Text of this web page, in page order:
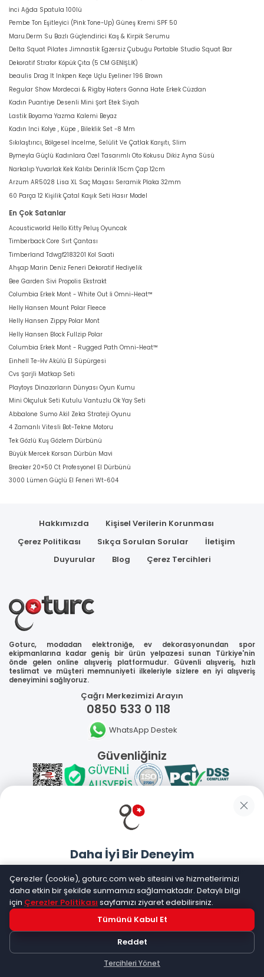
İnci Ağda Spatula 100lü
Pembe Ton Eşitleyici (Pink Tone-Up) Güneş Kremi SPF 50
Maru.Derm Su Bazlı Güçlendirici Kaş & Kirpik Serumu
Delta Squat Pilates Jimnastik Egzersiz Çubuğu Portable Studio Squat Bar
Dekoratif Strafor Köpük Çıta (5 CM GENİŞLİK)
beaulis Drag It Inkpen Keçe Uçlu Eyeliner 196 Brown
Regular Show Mordecai & Rigby Haters Gonna Hate Erkek Cüzdan
Kadın Puantiye Desenli Mini Şort Etek Siyah
Lastik Boyama Yazma Kalemi Beyaz
Kadın Inci Kolye , Küpe , Bileklik Set -8 Mm
Sıkılaştırıcı, Bölgesel İncelme, Selülit Ve Çatlak Karşıtı, Slim
Bymeyla Güçlü Kadınlara Özel Tasarımlı Oto Kokusu Dikiz Ayna Süsü
Narkalıp Yuvarlak Kek Kalıbı Derinlik 15cm Çap 12cm
Arzum AR5028 Lisa XL Saç Maşası Seramik Plaka 32mm
60 Parça 12 Kişilik Çatal Kaşık Seti Hasır Model
En Çok Satanlar
Acousticworld Hello Kitty Peluş Oyuncak
Timberback Core Sırt Çantası
Timberland Tdwgf2183201 Kol Saati
Ahşap Marin Deniz Feneri Dekoratif Hediyelik
Bee Garden Sivi Propolis Ekstrakt
Columbia Erkek Mont - White Out İi Omni-Heat™
Helly Hansen Mount Polar Fleece
Helly Hansen Zippy Polar Mont
Helly Hansen Block Fullzip Polar
Columbia Erkek Mont - Rugged Path Omni-Heat™
Einhell Te-Hv Akülü El Süpürgesi
Cvs Şarjli Matkap Seti
Playtoys Dinazorların Dünyası Oyun Kumu
Mini Okçuluk Seti Kutulu Vantuzlu Ok Yay Seti
Abbalone Sumo Akil Zeka Strateji Oyunu
4 Zamanlı Vitesli Bot-Tekne Motoru
Tek Gözlü Kuş Gözlem Dürbünü
Büyük Mercek Korsan Dürbün Mavi
Breaker 20×50 Ct Profesyonel El Dürbünü
3000 Lümen Güçlü El Feneri Wt-604
Hakkımızda
Kişisel Verilerin Korunması
Çerez Politikası
Sıkça Sorulan Sorular
İletişim
Duyurular
Blog Çerez Tercihleri
Goturc, modadan elektroniğe, ev dekorasyonundan spor
ekipmanlarına kadar geniş bir ürün yelpazesi sunan Türkiye'nin
önde gelen online alışveriş platformudur. Güvenli alışveriş, hızlı
teslimat ve müşteri memnuniyeti ilkeleriyle sizlere en iyi alışveriş
deneyimini sağlıyoruz.
Çağrı Merkezimizi Arayın
0850 533 0 118
WhatsApp Destek
Güvenliğiniz
Sosyal Medya
Mobil Uygulamalarımız
©2026Goturc – Her Zaman Daha İyisi Vardır
Daha İyi Bir Deneyim
Goturc mobil uygulamasıyla daha hızlı ve kolay alışveriş
yapın
Hemen Dene!
Uygulama yüklüyse açılacak, değilseGoogle Play'e
yönlendirileceksiniz
Çerezler (cookie), goturc.com web sitesini ve hizmetlerimizi
daha etkin bir şekilde sunmamızı sağlamaktadır. Detaylı bilgi
için Çerezler Politikası sayfamızı ziyaret edebilirsiniz.
Tümünü Kabul Et
Reddet
Tercihleri Yönet